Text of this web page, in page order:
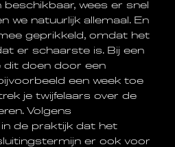
beschikbaar, wees er snel
we natuurlijk allemaal. En
geprikkeld, omdat het
er schaarste is. Bij een
dit doen door een
een week toe
je twijfelaars over de
Volgens
de praktijk dat het
er ook voor